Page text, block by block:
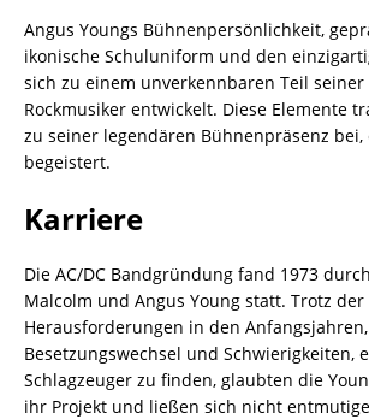
Angus Youngs Bühnenpersönlichkeit,
ikonische Schuluniform und den
sich zu einem unverkennbaren Teil seiner
Rockmusiker entwickelt. Diese Elemente
zu seiner legendären Bühnenpräsenz
begeistert.
Karriere
Die AC/DC Bandgründung fand 1973
Malcolm und Angus Young statt. Trotz der
Herausforderungen in den
Besetzungswechsel und Schwierigkeiten,
Schlagzeuger zu finden, glaubten die
ihr Projekt und ließen sich nicht